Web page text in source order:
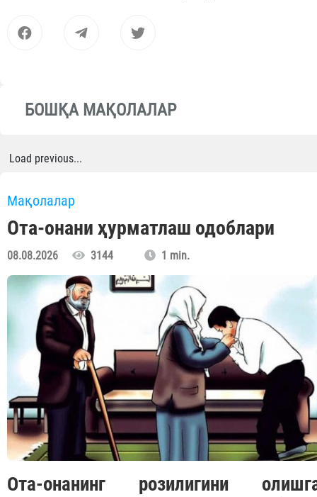
БОШҚА МАҚОЛАЛАР
Load previous...
Мақолалар
Ота-онани ҳурматлаш одоблари
08.08.2026 3144 1 min.
Ота-онанинг розилигини